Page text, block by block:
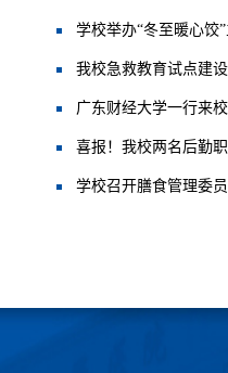
学校举办“冬至暖心饺
我校急救教育试点建
广东财经大学一行来
喜报！我校两名后勤
学校召开膳食管理委